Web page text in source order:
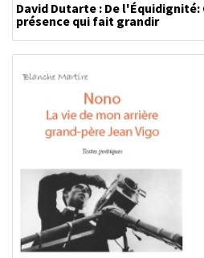
David Dutarte : De
présence qui fait grandir